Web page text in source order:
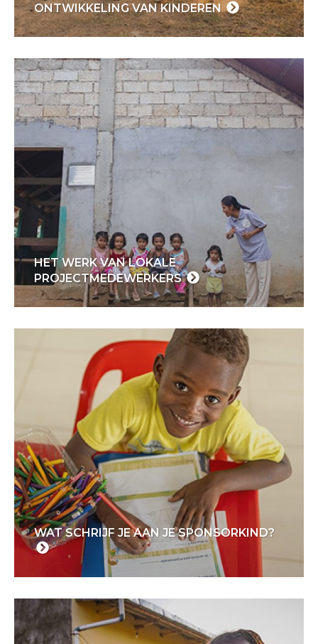
ONTWIKKELING VAN KINDEREN
HET WERK VAN LOKALE
PROJECTMEDEWERKERS
WAT SCHRIJF JE AAN JE SPONSORKIND?